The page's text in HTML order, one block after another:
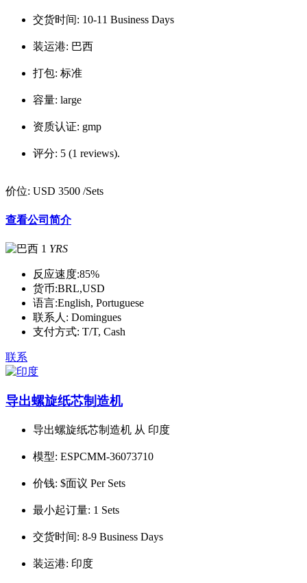
交货时间: 10-11 Business Days
装运港: 巴西
打包: 标准
容量: large
资质认证: gmp
评分: 5 (1 reviews).
价位: USD 3500 /Sets
查看公司简介
1 YRS
反应速度:85%
货币:BRL,USD
语言:English, Portuguese
联系人: Domingues
支付方式: T/T, Cash
联系
导出螺旋纸芯制造机
导出螺旋纸芯制造机 从 印度
模型: ESPCMM-36073710
价钱: $面议 Per Sets
最小起订量: 1 Sets
交货时间: 8-9 Business Days
装运港: 印度